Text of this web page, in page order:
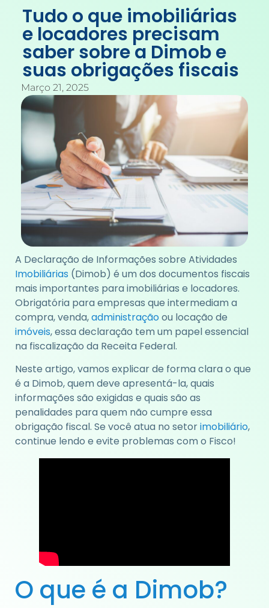
Tudo o que imobiliárias
e locadores precisam
saber sobre a Dimob e
suas obrigações fiscais
Março 21, 2025
A Declaração de Informações sobre Atividades
Imobiliárias (Dimob) é um dos documentos fiscais
mais importantes para imobiliárias e locadores.
Obrigatória para empresas que intermediam a
compra, venda,administraçãoou locação de
imóveis, essa declaração tem um papel essencial
na fiscalização da Receita Federal.
Neste artigo, vamos explicar de forma clara o que
é a Dimob, quem deve apresentá-la, quais
informações são exigidas e quais são as
penalidades para quem não cumpre essa
obrigação fiscal. Se você atua no setorimobiliário,
continue lendo e evite problemas com o Fisco!
O que é a Dimob?